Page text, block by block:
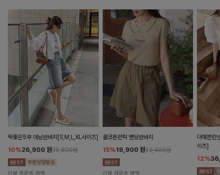
딱좋은5부 데님반바지[S,M,L,XL사이즈]
10%26,900 원29,800원
리뷰 카운트 영역
쿨코튼핀턱 밴딩반바지
15%19,900 원23,400원
리뷰 카운트 영역
더예쁜린
이즈]
12%